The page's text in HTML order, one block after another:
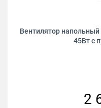
Вентилятор напольный
45Вт с
2